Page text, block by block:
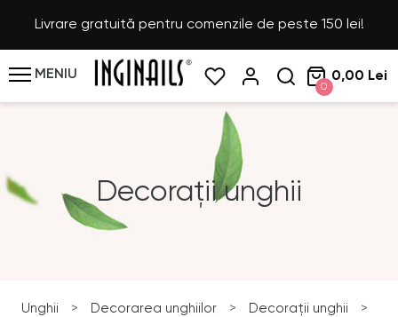
Livrare gratuită pentru comenzile de peste 150 lei!
MENIU
0
0,00 Lei
Decorații unghii
Unghii > Decorarea unghiilor > Decorații unghii
>